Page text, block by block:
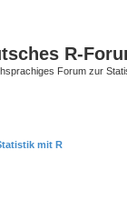
R-
Forum zur
mit R